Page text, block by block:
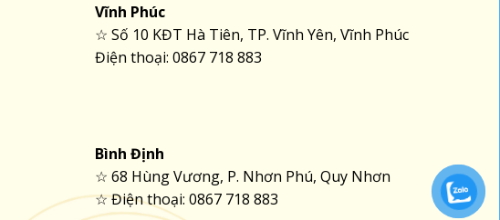
Vĩnh Phúc
☆ Số 10 KĐT Hà Tiên, TP. Vĩnh Yên, Vĩnh Phúc
Điện thoại: 0867 718 883
Bình Định
☆ 68 Hùng Vương, P. Nhơn Phú, Quy Nhơn
☆ Điện thoại: 0867 718 883